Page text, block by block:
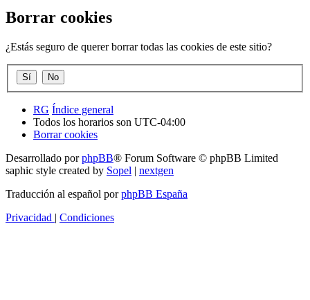
Borrar cookies
¿Estás seguro de querer borrar todas las cookies de este sitio?
RG Índice general
Todos los horarios son UTC-04:00
Borrar cookies
Desarrollado porphpBB® Forum Software © phpBB Limited
saphic style created by Sopel | nextgen
Traducción al español porphpBB España
Privacidad | Condiciones